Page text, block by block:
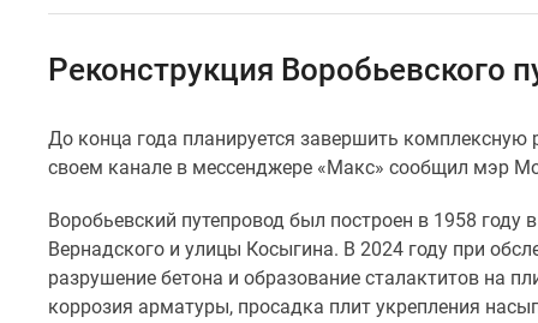
помещения
застройщики
Панорамы
Видеообзор
новостроек
Экспертиза
новостроек
Экология
Реконструкция Воробьевского
До конца года планируется завершить комплексную
своем канале в мессенджере «Макс» сообщил мэр
Воробьевский путепровод был построен в 1958 году
Вернадского и улицы Косыгина. В 2024 году при
разрушение бетона и образование сталактитов на
коррозия арматуры, просадка плит укрепления